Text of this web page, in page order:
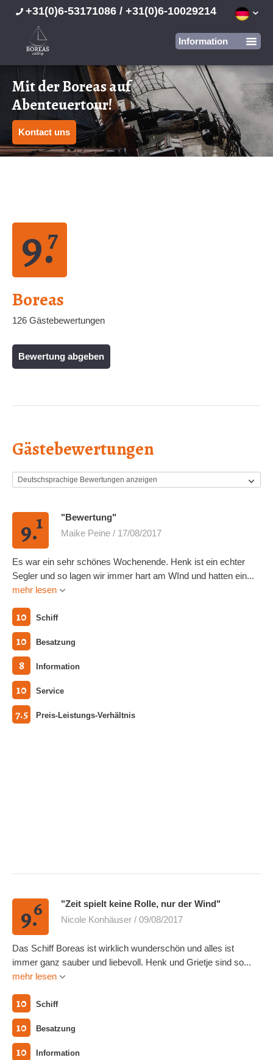
+31(0)6-53171086 / +31(0)6-10029214
Mit der Boreas auf
Abenteuertour!
Kontact uns
9.
7
Boreas
126 Gästebewertungen
Bewertung abgeben
Gästebewertungen
9.1
"Bewertung"
Maike Peine / 17/08/2017
Es war ein sehr schönes Wochenende. Henk ist ein echter
Segler und so lagen wir immer hart am WInd und hatten ein...
mehr lesen
10 Schiff
10 Besatzung
8 Information
10 Service
7.5 Preis-Leistungs-Verhältnis
9.6
"Zeit spielt keine Rolle, nur der Wind"
Nicole Konhäuser / 09/08/2017
Das Schiff Boreas ist wirklich wunderschön und alles ist
immer ganz sauber und liebevoll. Henk und Grietje sind so...
mehr lesen
10 Schiff
10 Besatzung
10 Information